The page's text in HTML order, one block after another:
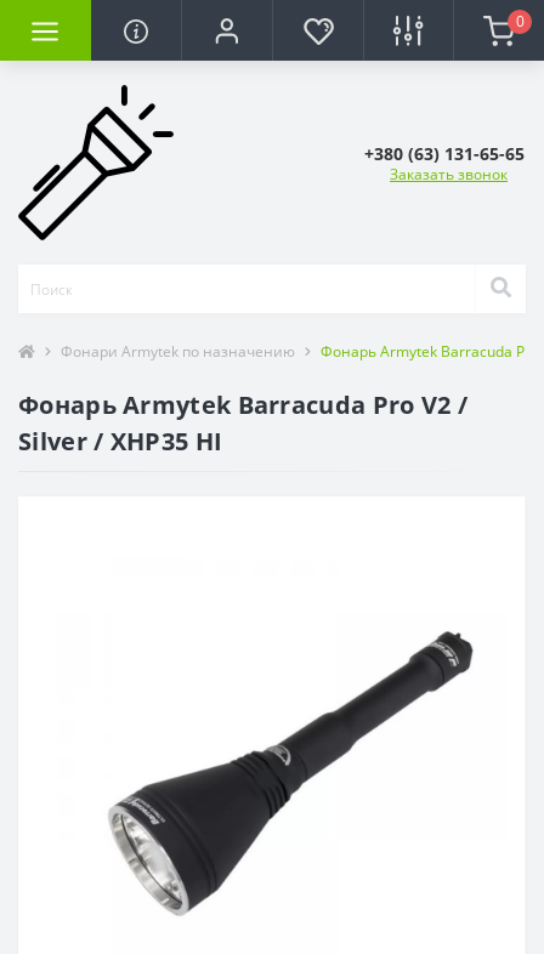
0
+380 (63) 131-65-65
Заказать звонок
Фонари Armytek по назначению Фонарь Armytek Barracuda Pro
Фонарь Armytek Barracuda Pro V2 /
Silver / XHP35 HI